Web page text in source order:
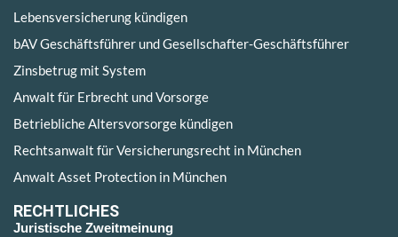
Lebensversicherung kündigen
bAV Geschäftsführer und Gesellschafter-Geschäftsführer
Zinsbetrug mit System
Anwalt für Erbrecht und Vorsorge
Betriebliche Altersvorsorge kündigen
Rechtsanwalt für Versicherungsrecht in München
Anwalt Asset Protection in München
RECHTLICHES
Juristische Zweitmeinung